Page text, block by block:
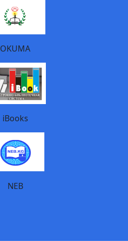
OKUMA
iBooks
NEB